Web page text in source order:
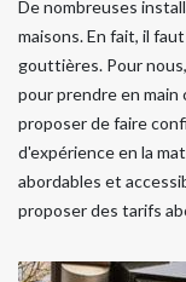
De nombreuses
maisons. En fait, il
gouttières. Pour
pour prendre en main
proposer de faire
d'expérience en la
abordables et
proposer des tarifs